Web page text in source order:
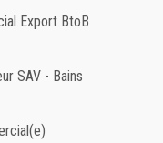
Export BtoB
SAV - Bains